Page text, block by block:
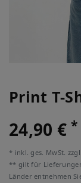
Print T-
24,90 €*
* inkl. ges. MwSt. zzgl.
** gilt für
Länder entnehmen